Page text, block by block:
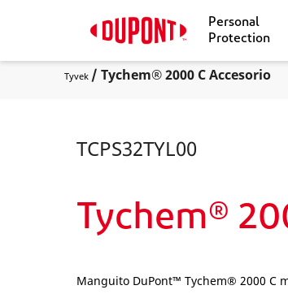
Personal
Protection
Tyvek / Tychem® 2000 C Accesorio
TCPS32TYL00
Tychem®
Manguito DuPont™ Tychem® 2000 C